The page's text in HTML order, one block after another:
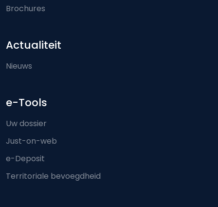
Brochures
Actualiteit
Nieuws
e-Tools
Uw dossier
Just-on-web
e-Deposit
Territoriale bevoegdheid